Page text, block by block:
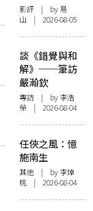
影評 | by 易
山 | 2026-08-05
談《錯覺與和
解》──筆訪
嚴瀚欽
專訪 | by 李浩
榮 | 2026-08-04
任俠之風：憶
施南生
其他 | by 李焯
桃 | 2026-08-04